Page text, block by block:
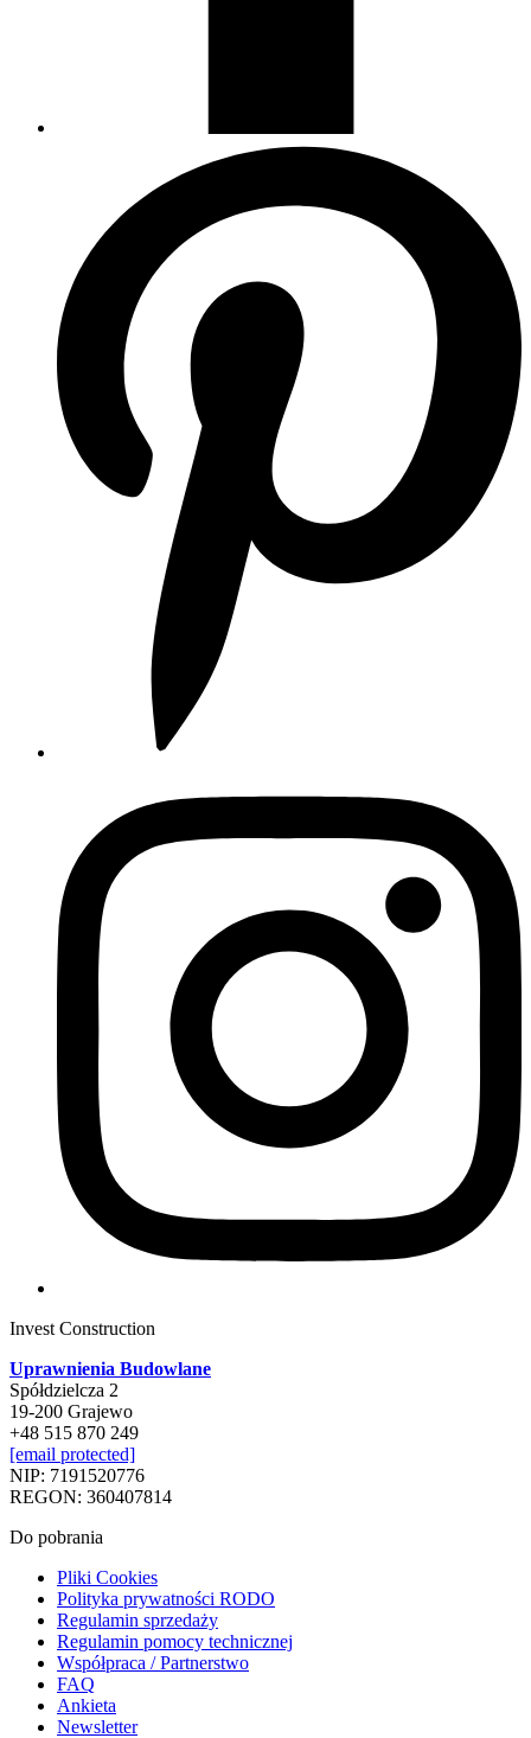
Invest Construction
Uprawnienia Budowlane
Spółdzielcza 2
19-200 Grajewo
+48 515 870 249
[email protected]
NIP: 7191520776
REGON: 360407814
Do pobrania
Pliki Cookies
Polityka prywatności RODO
Regulamin sprzedaży
Regulamin pomocy technicznej
Współpraca / Partnerstwo
FAQ
Ankieta
Newsletter